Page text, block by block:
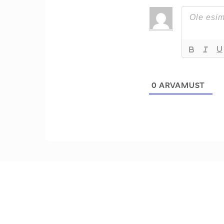
0 ARVAMUST